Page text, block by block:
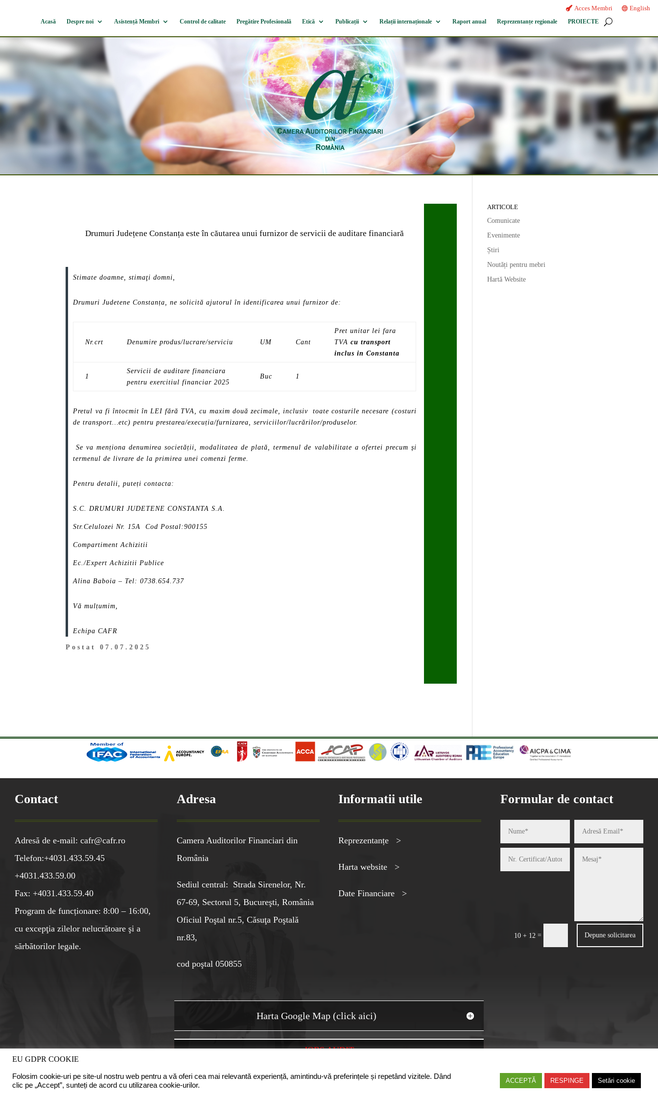
Acces Membri English
Acasă Despre noi Asistență Membri Control de calitate Pregătire Profesională Etică Publicații Relații internaționale Raport anual Reprezentanțe regionale PROIECTE
Drumuri Județene Constanța este în căutarea unui furnizor de servicii de auditare financiară
Stimate doamne, stimaţi domni,
Drumuri Judetene Constanța, ne solicită ajutorul în identificarea unui furnizor de:
Nr.crt Denumire produs/lucrare/serviciu UM Cant
Pret unitar lei fara
TVAcu transport
inclus in Constanta
1
Servicii de auditare financiara
pentru exercitiul financiar 2025
Buc 1
Pretul va fi întocmit în LEI fără TVA, cu maxim două zecimale, inclusiv toate costurile necesare (costuri
de transport…etc) pentru prestarea/execuția/furnizarea, serviciilor/lucrărilor/produselor.
Se va menționa denumirea societății, modalitatea de plată, termenul de valabilitate a ofertei precum și
termenul de livrare de la primirea unei comenzi ferme.
Pentru detalii, puteți contacta:
S.C. DRUMURI JUDETENE CONSTANTA S.A.
Str.Celulozei Nr. 15A Cod Postal:900155
Compartiment Achizitii
Ec./Expert Achizitii Publice
Alina Baboia – Tel: 0738.654.737
Vă mulțumim,
Echipa CAFR
Postat 07.07.2025
ARTICOLE
Comunicate
Evenimente
Știri
Noutăți pentru mebri
Hartă Website
Contact
Adresă de e-mail: cafr@cafr.ro
Telefon:+4031.433.59.45
+4031.433.59.00
Fax: +4031.433.59.40
Program de funcționare: 8:00 – 16:00,
cu excepţia zilelor nelucrătoare şi a
sărbătorilor legale.
Adresa
Camera Auditorilor Financiari din
România
Sediul central: Strada Sirenelor, Nr.
67-69, Sectorul 5, Bucureşti, România
Oficiul Poştal nr.5, Căsuţa Poştală
nr.83,
cod poştal 050855
Informatii utile
Reprezentanțe >
Harta website >
Date Financiare >
Formular de contact
10 + 12 = Depune solicitarea
Harta Google Map (click aici)
JOBS AUDIT
EU GDPR COOKIE
Folosim cookie-uri pe site-ul nostru web pentru a vă oferi cea mai relevantă experiență, amintindu-vă preferințele și repetând vizitele. Dând
clic pe „Accept”, sunteți de acord cu utilizarea cookie-urilor.
ACCEPTĂ RESPINGE Setări cookie